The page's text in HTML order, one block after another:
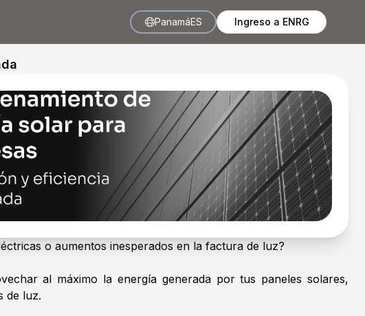
PanamáES Ingreso a ENRG
o aumentos inesperados en la factura de luz?
al máximo la energía generada por tus paneles solares,
de luz.